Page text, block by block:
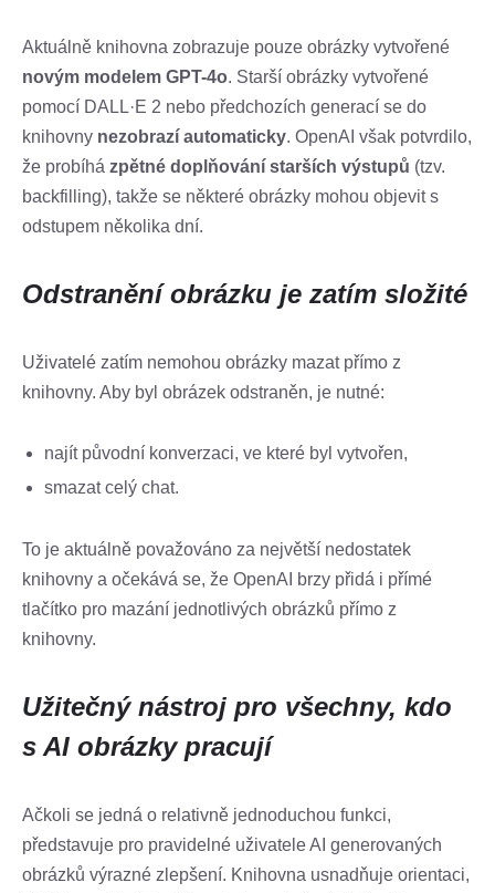
Aktuálně knihovna zobrazuje pouze obrázky vytvořené
novým modelem GPT-4o. Starší obrázky vytvořené
pomocí DALL·E 2 nebo předchozích generací se do
knihovny nezobrazí automaticky. OpenAI však potvrdilo,
že probíhá zpětné doplňování starších výstupů (tzv.
backfilling), takže se některé obrázky mohou objevit s
odstupem několika dní.
Odstranění obrázku je zatím složité
Uživatelé zatím nemohou obrázky mazat přímo z
knihovny. Aby byl obrázek odstraněn, je nutné:
najít původní konverzaci, ve které byl vytvořen,
smazat celý chat.
To je aktuálně považováno za největší nedostatek
knihovny a očekává se, že OpenAI brzy přidá i přímé
tlačítko pro mazání jednotlivých obrázků přímo z
knihovny.
Užitečný nástroj pro všechny, kdo
s AI obrázky pracují
Ačkoli se jedná o relativně jednoduchou funkci,
představuje pro pravidelné uživatele AI generovaných
obrázků výrazné zlepšení. Knihovna usnadňuje orientaci,